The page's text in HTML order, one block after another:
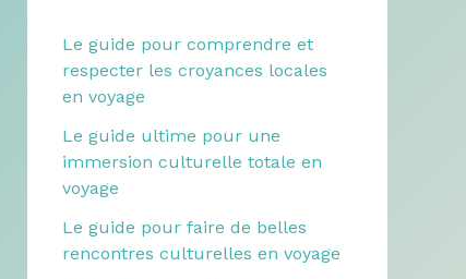
Le guide pour comprendre et
respecter les croyances locales
en voyage
Le guide ultime pour une
immersion culturelle totale en
voyage
Le guide pour faire de belles
rencontres culturelles en voyage